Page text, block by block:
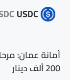
USDC
أمانة عمان:
200 ألف دينار